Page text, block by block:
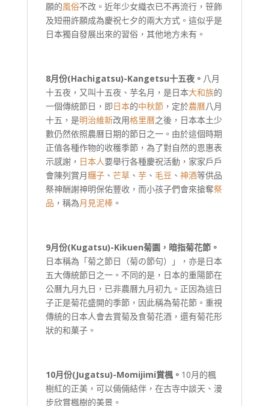
願的風俗不改。近年少女織衣已不再流行，笹飾
及短冊許願成為慶祝七夕的兩大方式。這似乎是
日本獨自發展出來的習俗，其他地方未有。
8月份(Hachigatsu)-Kangetsu十五夜。 八月
十五夜，又叫十五夜、芋名月，是日本大和族的
一個傳統節日，即日本的中秋節，定於農曆八月
十五，是明治維新改用格里曆之後，日本本土少
數仍然依照農曆日期的節日之一。由於這個時期
正值各種作物的收穫季節，為了對自然的恩惠表
示感謝， 日本人要舉行各種慶祝活動，家家戶戶
會陳列賞月糰子、 芒草、 芋、 毛豆 、 神酒等供品
祭神酬謝神明保佑豐收，而小孩子們會來搶奪祭
品 ，稱為月見泥棒。
9月份(Kugatsu)-Kikuen菊園，暗指菊花節。
日本稱為「菊之節日（菊の節句）」，亦是日本
五大傳統節日之一。不同的是，日本的重陽節在
公曆九月九日，已非農曆九月初九。正因為這日
子正是菊花盛開的季節，因此稱為菊花節。重視
傳統的日本人會去賞菊及食菊花酒，還有菊花形
狀的和菓子。
10月份(Jugatsu)-Momijimi賞楓。 10月的楓
樹紅的正美，可以倆倆結伴，在古寺中談天、漫
步欣賞楓樹的美景。